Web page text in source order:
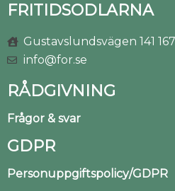
FRITIDSODLARNA
Gustavslundsvägen 141
info@for.se
RÅDGIVNING
Frågor & svar
GDPR
Personuppgiftspolicy/GDPR